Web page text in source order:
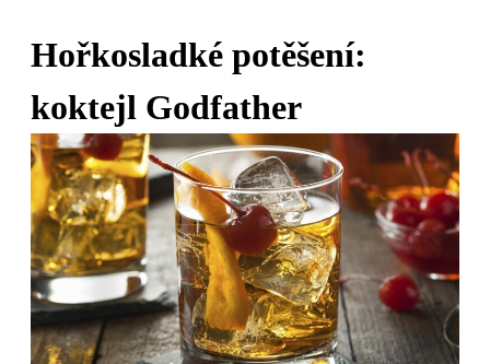
Hořkosladké potěšení:
koktejl Godfather